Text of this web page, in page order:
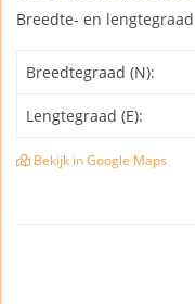
Breedte- en
Breedtegraad (N):
Lengtegraad (E):
Bekijk in Google Maps